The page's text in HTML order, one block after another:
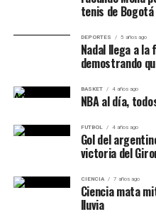
tenis de Bogotá
DEPORTES 5 años ago
Nadal llega a la
demostrando
BASKET 4 años ago
NBA al día,
FUTBOL 4 años ago
Gol del
victoria del
CIENCIA 7 años ago
Ciencia mata
lluvia